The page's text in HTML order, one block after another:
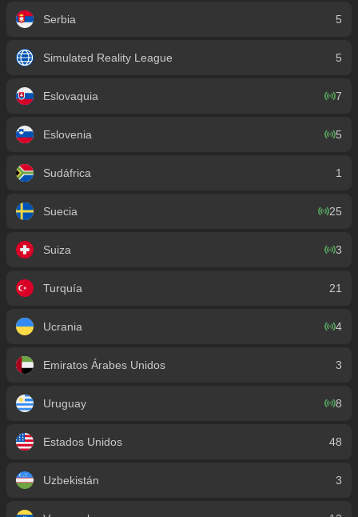
Serbia 5
Simulated Reality League 5
Eslovaquia 7
Eslovenia 5
Sudáfrica 1
Suecia 25
Suiza 3
Turquía 21
Ucrania 4
Emiratos Árabes Unidos 3
Uruguay 8
Estados Unidos 48
Uzbekistán 3